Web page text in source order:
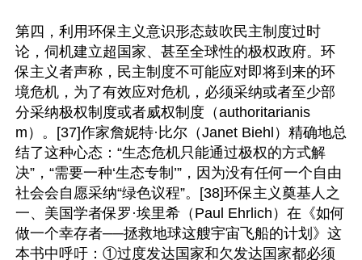
第四，利用环保主义意识形态鼓吹民主制度过时
论，伺机建立超国家、甚至全球性的极权政府。环
保主义者声称，民主制度不可能应对即将到来的环
境危机，为了有效应对危机，必须采纳或者至少部
分采纳极权制度或者威权制度（authoritarianis
m）。[37]作家詹妮特·比尔（Janet Biehl）精确地总
结了这种心态：“生态危机只能通过极权的方式解
决”，“需要一种‘生态专制’”，因为没有任何一个自由
社会会自愿采纳“绿色议程”。[38]环保主义奠基人之
一、美国学者保罗·埃里希（Paul Ehrlich）在《如何
做一个幸存者──拯救地球这艘宇宙飞船的计划》这
本书中呼吁：①过度发达国家和欠发达国家都必须